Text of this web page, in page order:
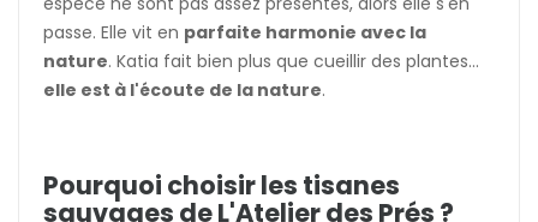
passe. Elle vit en parfaite harmonie avec la
nature. Katia fait bien plus que cueillir des plantes...
elle est à l'écoute de la nature.
Pourquoi choisir les tisanes
sauvages de L'Atelier des Prés ?